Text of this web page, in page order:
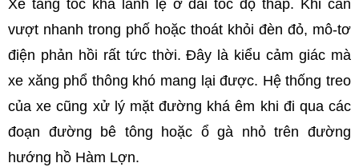
Xe tăng tốc khá lanh lẹ ở dải tốc độ thấp. Khi cần
vượt nhanh trong phố hoặc thoát khỏi đèn đỏ, mô-tơ
điện phản hồi rất tức thời. Đây là kiểu cảm giác mà
xe xăng phổ thông khó mang lại được. Hệ thống treo
của xe cũng xử lý mặt đường khá êm khi đi qua các
đoạn đường bê tông hoặc ổ gà nhỏ trên đường
hướng hồ Hàm Lợn.